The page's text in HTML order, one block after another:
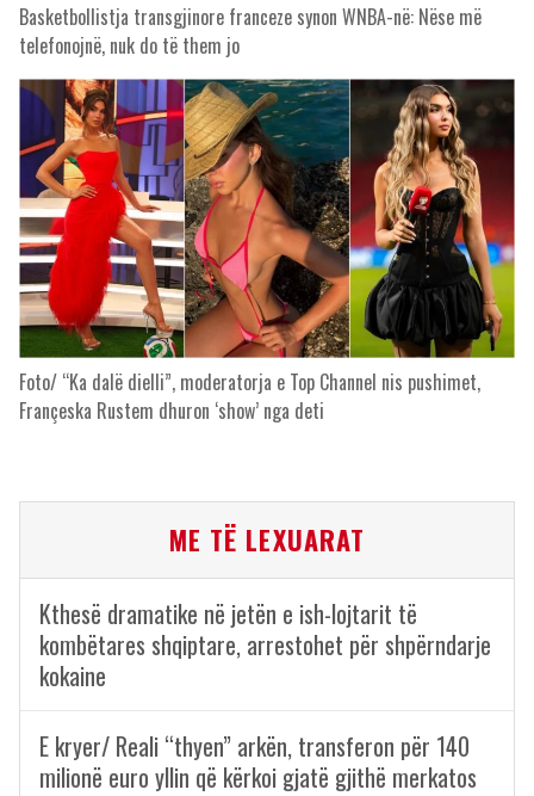
Basketbollistja transgjinore franceze synon WNBA-në: Nëse më
telefonojnë, nuk do të them jo
Foto/ “Ka dalë dielli”, moderatorja e Top Channel nis pushimet,
Françeska Rustem dhuron ‘show’ nga deti
ME TË LEXUARAT
Kthesë dramatike në jetën e ish-lojtarit të
kombëtares shqiptare, arrestohet për shpërndarje
kokaine
E kryer/ Reali “thyen” arkën, transferon për 140
milionë euro yllin që kërkoi gjatë gjithë merkatos